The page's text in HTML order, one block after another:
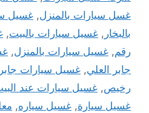
غسل سيارات بالمنزل, غسيل
بالبخار , غسيل سيارات بالبيت,
رقم, غسيل سيارات بالمنزل,
جابر العلي, غسيل سيارات
رخيص, غسيل سيارات عند
غسيل سيارة, غسيل سياره,